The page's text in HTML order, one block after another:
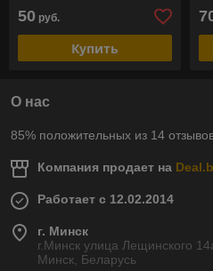
50 руб.
Купить
О нас
85% положительных из 14
Компания продает на
Работает с 12.02.2014
г. Минск
г.Минск улица Лещинского
Минск, Беларусь